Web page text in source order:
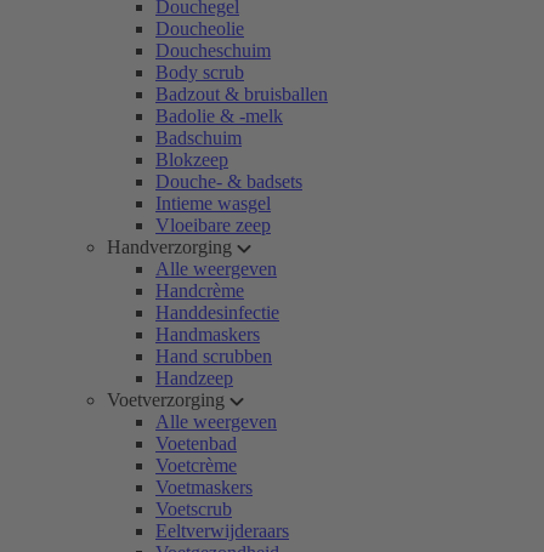
Douchegel
Doucheolie
Doucheschuim
Body scrub
Badzout & bruisballen
Badolie & -melk
Badschuim
Blokzeep
Douche- & badsets
Intieme wasgel
Vloeibare zeep
Handverzorging
Alle weergeven
Handcrème
Handdesinfectie
Handmaskers
Hand scrubben
Handzeep
Voetverzorging
Alle weergeven
Voetenbad
Voetcrème
Voetmaskers
Voetscrub
Eeltverwijderaars